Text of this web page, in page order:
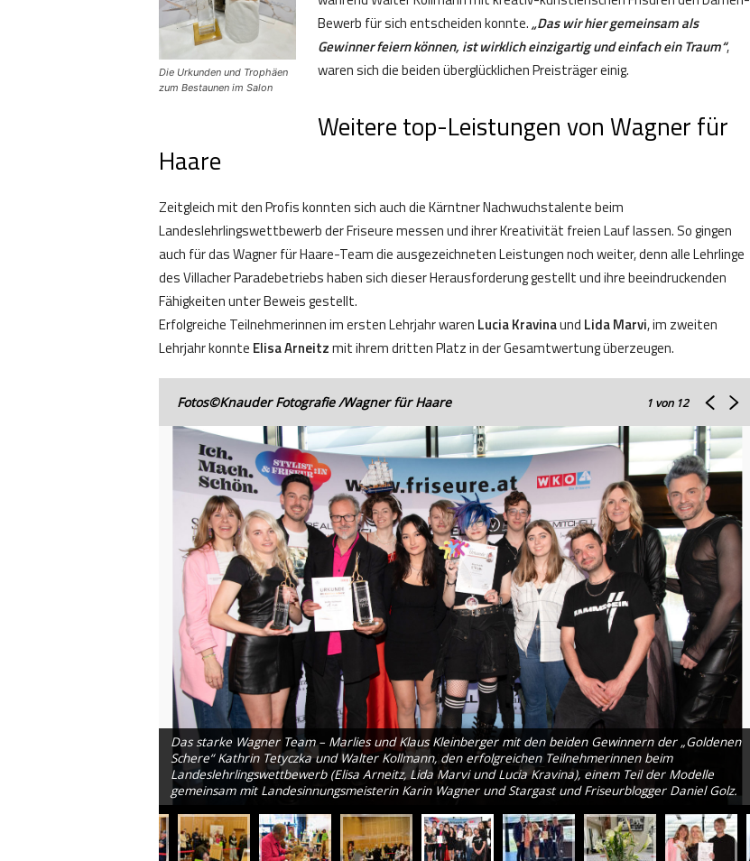
Die Urkunden und Trophäen
zum Bestaunen im Salon
Bewerb für sich entscheiden konnte.„Das wir hier gemeinsam als
Gewinner feiern können, ist wirklich einzigartig und einfach ein Traum“,
waren sich die beiden überglücklichen Preisträger einig.
Weitere top-Leistungen von Wagner für
Haare
Zeitgleich mit den Profis konnten sich auch die Kärntner Nachwuchstalente beim
Landeslehrlingswettbewerb der Friseure messen und ihrer Kreativität freien Lauf lassen. So gingen
auch für das Wagner für Haare-Team die ausgezeichneten Leistungen noch weiter, denn alle Lehrlinge
des Villacher Paradebetriebs haben sich dieser Herausforderung gestellt und ihre beeindruckenden
Fähigkeiten unter Beweis gestellt.
Erfolgreiche Teilnehmerinnen im ersten Lehrjahr waren Lucia Kravinaund Lida Marvi, im zweiten
Lehrjahr konnte Elisa Arneitzmit ihrem dritten Platz in der Gesamtwertung überzeugen.
Fotos©Knauder Fotografie /Wagner für Haare 1von 12
Das starke Wagner Team – Marlies und Klaus Kleinberger mit den beiden Gewinnern der „Goldenen
Schere“ Kathrin Tetyczka und Walter Kollmann, den erfolgreichen Teilnehmerinnen beim
Landeslehrlingswettbewerb (Elisa Arneitz, Lida Marvi und Lucia Kravina), einem Teil der Modelle
gemeinsam mit Landesinnungsmeisterin Karin Wagner und Stargast und Friseurblogger Daniel Golz.